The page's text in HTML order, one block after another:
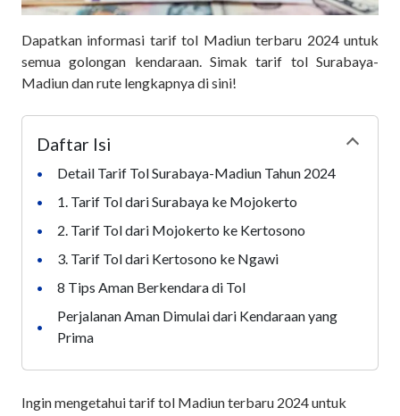
Dapatkan informasi tarif tol Madiun terbaru 2024 untuk
semua golongan kendaraan. Simak tarif tol Surabaya-
Madiun dan rute lengkapnya di sini!
Daftar Isi
•
Detail Tarif Tol Surabaya-Madiun Tahun 2024
• 1. Tarif Tol dari Surabaya ke Mojokerto
• 2. Tarif Tol dari Mojokerto ke Kertosono
• 3. Tarif Tol dari Kertosono ke Ngawi
• 8 Tips Aman Berkendara di Tol
•
Perjalanan Aman Dimulai dari Kendaraan yang
Prima
Ingin mengetahui tarif tol Madiun terbaru 2024 untuk